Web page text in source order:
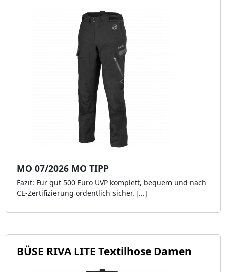
MO 07/2026 MO TIPP
Fazit: Für gut 500 Euro UVP komplett, bequem und nach
CE-Zertifizierung ordentlich sicher. [...]
BÜSE RIVA LITE Textilhose Damen